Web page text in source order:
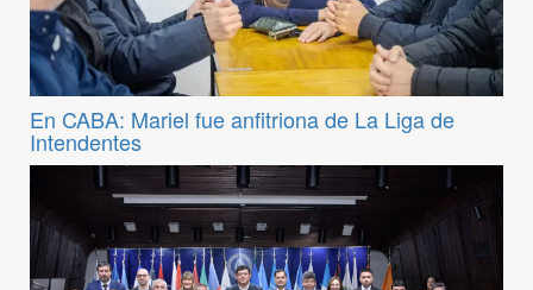
En CABA: Mariel fue anfitriona de La Liga de
Intendentes